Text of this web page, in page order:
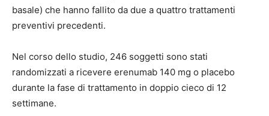
basale) che hanno fallito da due a quattro trattamenti
preventivi precedenti.
Nel corso dello studio, 246 soggetti sono stati
randomizzati a ricevere erenumab 140 mg o placebo
durante la fase di trattamento in doppio cieco di 12
settimane.